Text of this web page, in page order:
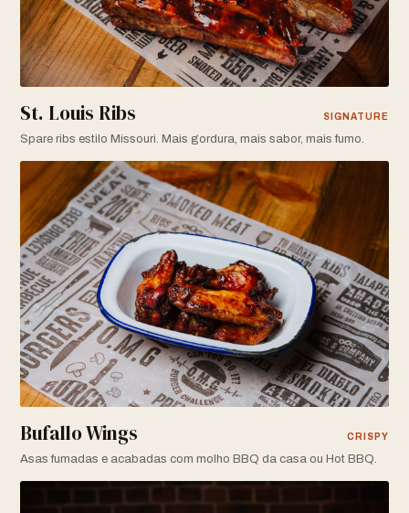
St. Louis Ribs SIGNATURE
Spare ribs estilo Missouri. Mais gordura, mais sabor, mais fumo.
Bufallo Wings CRISPY
Asas fumadas e acabadas com molho BBQ da casa ou Hot BBQ.